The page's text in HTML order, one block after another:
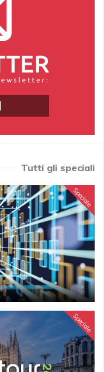
Tutti gli speciali
Speciale
Speciale